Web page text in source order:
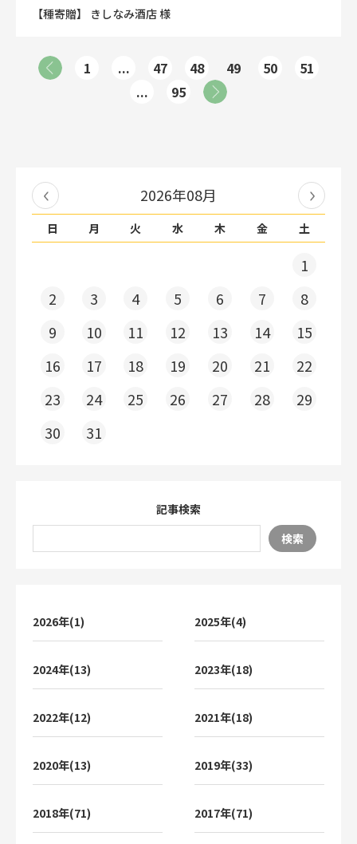
【種寄贈】 きしなみ酒店 様
1 ... 47 48 49 50
51
...
95
2026年08月
日 月 火 水 木 金 土
1
2
3 4 5 6 7
8
9
10 11 12 13 14
15
16
17 18 19 20 21
22
23
24 25 26 27 28
29
30
31
記事検索
検索
2026年(1) 2025年(4)
2024年(13) 2023年(18)
2022年(12) 2021年(18)
2020年(13) 2019年(33)
2018年(71) 2017年(71)